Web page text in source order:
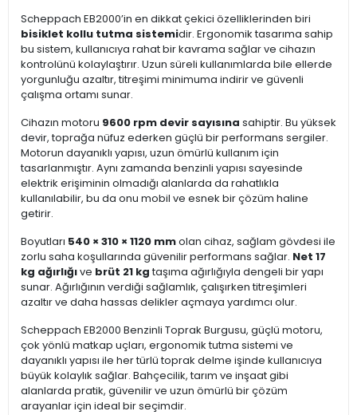
Scheppach EB2000’in en dikkat çekici özelliklerinden biri
bisiklet kollu tutma sistemidir. Ergonomik tasarıma sahip
bu sistem, kullanıcıya rahat bir kavrama sağlar ve cihazın
kontrolünü kolaylaştırır. Uzun süreli kullanımlarda bile ellerde
yorgunluğu azaltır, titreşimi minimuma indirir ve güvenli
çalışma ortamı sunar.
Cihazın motoru 9600 rpm devir sayısına sahiptir. Bu yüksek
devir, toprağa nüfuz ederken güçlü bir performans sergiler.
Motorun dayanıklı yapısı, uzun ömürlü kullanım için
tasarlanmıştır. Aynı zamanda benzinli yapısı sayesinde
elektrik erişiminin olmadığı alanlarda da rahatlıkla
kullanılabilir, bu da onu mobil ve esnek bir çözüm haline
getirir.
Boyutları 540 × 310 × 1120 mmolan cihaz, sağlam gövdesi ile
zorlu saha koşullarında güvenilir performans sağlar. Net 17
kg ağırlığıve brüt 21 kgtaşıma ağırlığıyla dengeli bir yapı
sunar. Ağırlığının verdiği sağlamlık, çalışırken titreşimleri
azaltır ve daha hassas delikler açmaya yardımcı olur.
Scheppach EB2000 Benzinli Toprak Burgusu, güçlü motoru,
çok yönlü matkap uçları, ergonomik tutma sistemi ve
dayanıklı yapısı ile her türlü toprak delme işinde kullanıcıya
büyük kolaylık sağlar. Bahçecilik, tarım ve inşaat gibi
alanlarda pratik, güvenilir ve uzun ömürlü bir çözüm
arayanlar için ideal bir seçimdir.